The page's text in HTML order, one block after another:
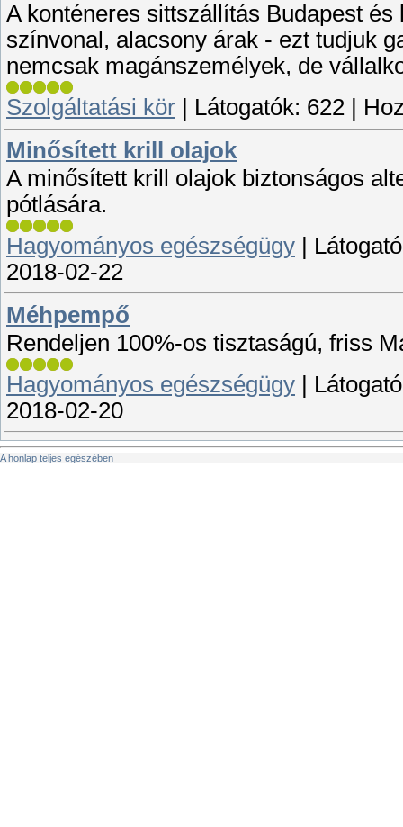
A konténeres sittszállítás Budapest
színvonal, alacsony árak - ezt tudjuk
nemcsak magánszemélyek, de
Szolgáltatási kör
Látogatók: 622
Minősített krill olajok
A minősített krill olajok biztonságos
pótlására.
Hagyományos egészségügy
2018-02-22
Méhpempő
Rendeljen 100%-os tisztaságú, friss
Hagyományos egészségügy |
2018-02-20
A honlap teljes egészében